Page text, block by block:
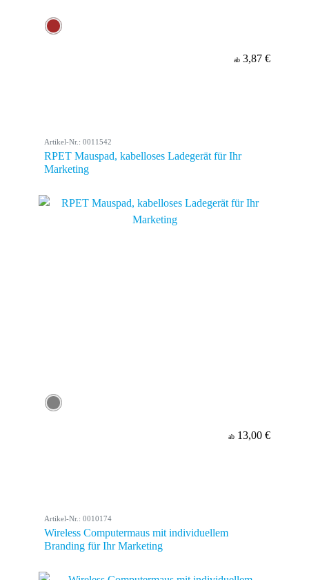
ab 3,87 €
Artikel-Nr.: 0011542
RPET Mauspad, kabelloses Ladegerät für Ihr
Marketing
ab 13,00 €
Artikel-Nr.: 0010174
Wireless Computermaus mit individuellem
Branding für Ihr Marketing